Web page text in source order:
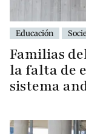
Educación
Familias
la falta de
sistema